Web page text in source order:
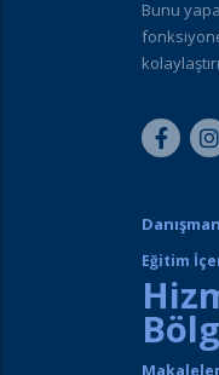
Bunu
Eğitim